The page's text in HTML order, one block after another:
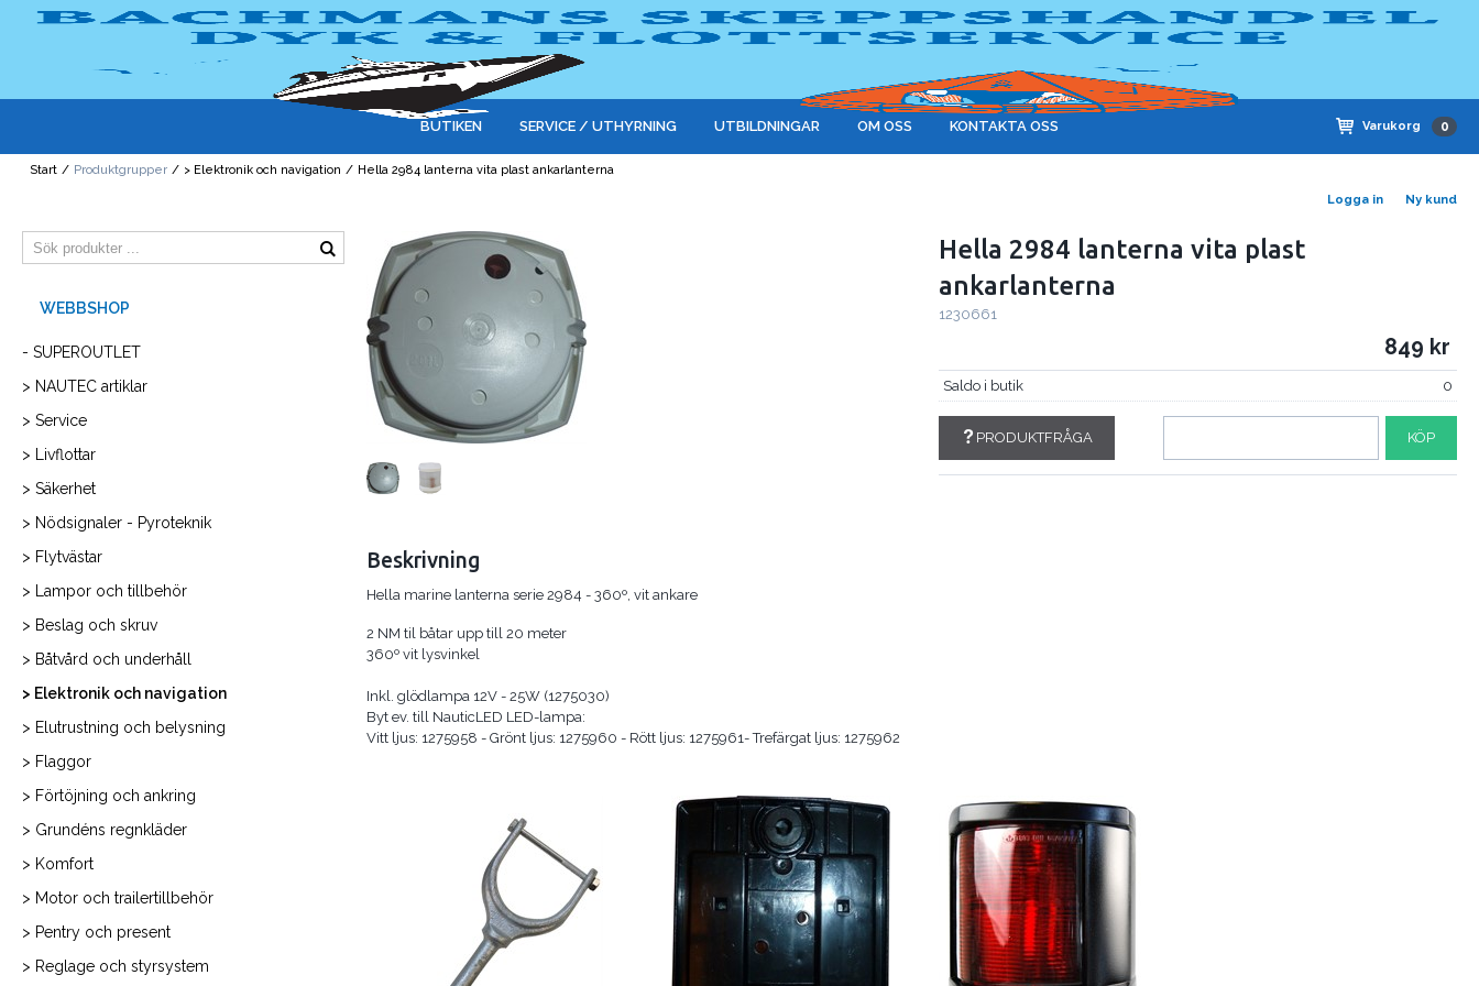
Logga in Ny kund
Varukorg 0
BUTIKEN SERVICE / UTHYRNING UTBILDNINGAR OM OSS KONTAKTA OSS
Start / Produktgrupper / > Elektronik och navigation / Hella 2984 lanterna vita plast ankarlanterna
- SUPEROUTLET
> NAUTEC artiklar
> Service
> Livflottar
> Säkerhet
> Nödsignaler - Pyroteknik
> Flytvästar
> Lampor och tillbehör
> Beslag och skruv
> Båtvård och underhåll
> Elektronik och navigation
> Elutrustning och belysning
> Flaggor
> Förtöjning och ankring
> Grundéns regnkläder
> Komfort
> Motor och trailertillbehör
> Pentry och present
> Reglage och styrsystem
Hella 2984 lanterna vita plast
ankarlanterna
1230661
849
Saldo i butik 0
PRODUKTFRÅGA KÖP
Beskrivning
Hella marine lanterna serie 2984 - 360º, vit ankare
2 NM til båtar upp till 20 meter
360º vit lysvinkel
Inkl. glödlampa 12V - 25W (1275030)
Byt ev. till NauticLED LED-lampa:
Vitt ljus: 1275958 - Grönt ljus: 1275960 - Rött ljus: 1275961- Trefärgat ljus: 1275962